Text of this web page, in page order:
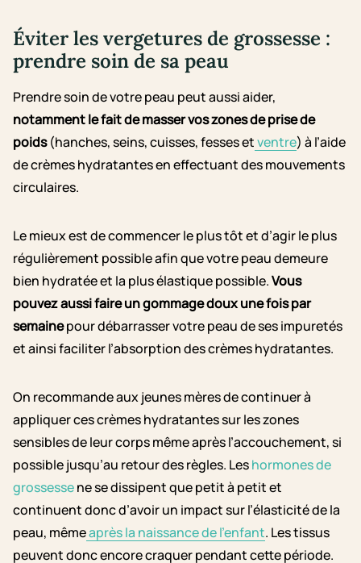
Éviter les vergetures de grossesse :
prendre soin de sa peau
Prendre soin de votre peau peut aussi aider,
notamment le fait de masser vos zones de prise de
poids(hanches, seins, cuisses, fesses etventre) à l’aide
de crèmes hydratantes en effectuant des mouvements
circulaires.
Le mieux est de commencer le plus tôt et d’agir le plus
régulièrement possible afin que votre peau demeure
bien hydratée et la plus élastique possible.Vous
pouvez aussi faire un gommage doux une fois par
semainepour débarrasser votre peau de ses impuretés
et ainsi faciliter l’absorption des crèmes hydratantes.
On recommande aux jeunes mères de continuer à
appliquer ces crèmes hydratantes sur les zones
sensibles de leur corps même après l’accouchement, si
possible jusqu’au retour des règles. Leshormones de
grossessene se dissipent que petit à petit et
continuent donc d’avoir un impact sur l’élasticité de la
peau, mêmeaprès la naissance de l’enfant. Les tissus
peuvent donc encore craquer pendant cette période.